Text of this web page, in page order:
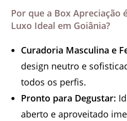
Por que a Box Apreciação
Luxo Ideal em Goiânia?
Curadoria Masculina e
design neutro e
todos os perfis.
Pronto para Degustar:
aberto e aproveitado